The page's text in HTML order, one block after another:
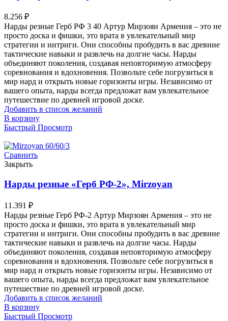
8.256 ₽
Нарды резные Герб РФ 3 40 Артур Мирзоян Армения – это не
просто доска и фишки, это врата в увлекательный мир
стратегии и интриги. Они способны пробудить в вас древние
тактические навыки и развлечь на долгие часы. Нарды
объединяют поколения, создавая неповторимую атмосферу
соревнования и вдохновения. Позвольте себе погрузиться в
мир нард и открыть новые горизонты игры. Независимо от
вашего опыта, нарды всегда предложат вам увлекательное
путешествие по древней игровой доске.
Добавить в список желаний
В корзину
Быстрый Просмотр
Сравнить
Закрыть
Нарды резные «Герб РФ-2», Mirzoyan
11.391 ₽
Нарды резные Герб РФ-2 Артур Мирзоян Армения – это не
просто доска и фишки, это врата в увлекательный мир
стратегии и интриги. Они способны пробудить в вас древние
тактические навыки и развлечь на долгие часы. Нарды
объединяют поколения, создавая неповторимую атмосферу
соревнования и вдохновения. Позвольте себе погрузиться в
мир нард и открыть новые горизонты игры. Независимо от
вашего опыта, нарды всегда предложат вам увлекательное
путешествие по древней игровой доске.
Добавить в список желаний
В корзину
Быстрый Просмотр